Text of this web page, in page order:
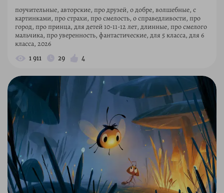
поучительные, авторские, про друзей, о добре, волшебные, с
картинками, про страхи, про смелость, о справедливости, про
город, про принца, для детей 10-11-12 лет, длинные, про смелого
мальчика, про уверенность, фантастические, для 5 класса, для 6
класса, 2026
1 911 29 4